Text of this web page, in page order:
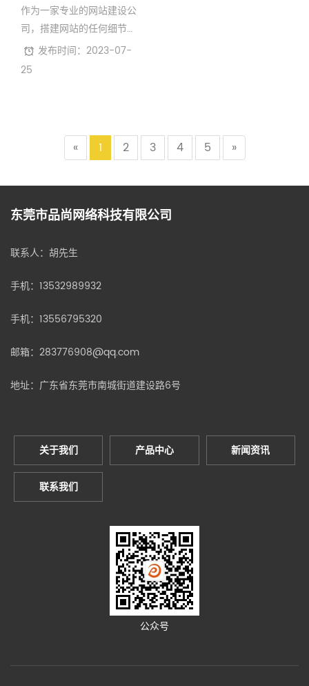
作为一家专业的网站建设公
司，搭建网站的任何细节都
需要考虑到是否利于SEO优
化，这是作为seoer必须时
索引擎优化的呢？
发布时间：2023-07-
25
« 1 2 3 4 5 »
东莞市品尚网络科技有限公司
联系人：胡先生
手机： 13532989932
手机： 13556795320
邮箱：283776908@qq.com
地址：广东省东莞市南城街道建设路6号
关于我们 产品中心 新闻资讯
联系我们
公众号